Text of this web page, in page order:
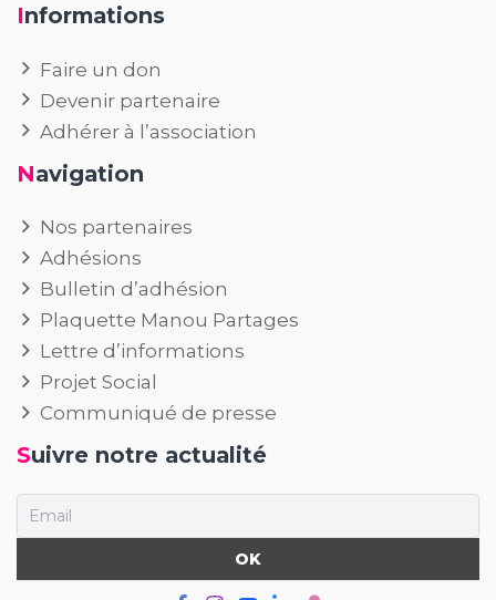
Informations
Faire un don
Devenir partenaire
Adhérer à l’association
Navigation
Nos partenaires
Adhésions
Bulletin d’adhésion
Plaquette Manou Partages
Lettre d’informations
Projet Social
Communiqué de presse
Suivre notre actualité